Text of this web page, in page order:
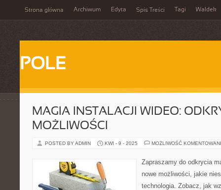
Strona główna Archiwum Edyta Spis Treści Tagi Waldek
POLE
MAGIA INSTALACJI WIDEO:
MOŻLIWOŚCI
POSTED BY ADMIN KWI - 9 - 2025 MOŻLIWOŚĆ
Zapraszamy do odkrycia
nowe możliwości, jakie
technologia. Zobacz, jak